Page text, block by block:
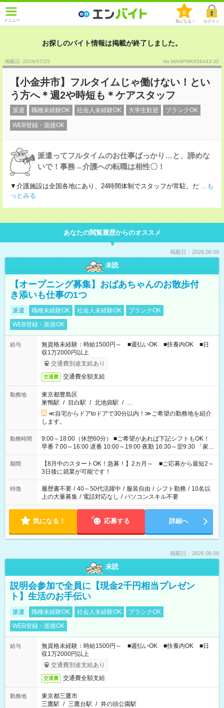
メニュー
0
気になる！ ログイン
お探しのバイト情報は掲載が終了しました。
掲載日 :2026/07/25 No.MANPWK856443-30
【小金井市】フルタイムじゃ働けない！とい
う方へ＊週2や時短も＊ケアスタッフ
派遣 職種未経験OK 社会人未経験OK 大学生歓迎 ブランクOK
WEB登録・面接OK
派遣ってフルタイムのお仕事ばっかり…と、諦めな
いで！事務→介護への転職は相性〇！
▼介護施設は全国各地にあり、24時間体制でスタッフが常駐。だ ...も
っとみる
あなたの閲覧履歴からのオススメ
掲載日：2026.08.09
未読
【オープニング募集】おばあちゃんのお散歩付
き添いも仕事の1つ
派遣 職種未経験OK 社会人未経験OK
ブランクOK
WEB登録・面接OK
給与
無資格未経験：時給1500円～ ■週払いOK ■扶養内OK ■日
収1万2000円以上
交通費別途支給あり
交通費 交通費全額支給
勤務地
東京都豊島区
巣鴨駅 / 目白駅 / 北池袋駅 / …
≪自宅からドアtoドアで30分以内！≫ご希望の勤務地を紹介
します。
勤務時間
9:00～18:00（休憩60分） ■ご希望があれば下記シフトもOK！
早番 7:00～16:00 遅番 10:00～19:00 夜勤 16:30～翌9:30 「家族
と休みを合わせたい」 「余裕を持って夕飯の準備がしたい」
「できれば残業はしたくない」 など、ご希望を教えてください
ね。 ※Wワーク希望の方へ 今ご覧のお仕事で希望する勤務時間
と、もう1つのお仕事の勤務時間。 合計で週40時間を超える場
合は応募できません。
期間
【8月中のスタートOK！急募！】2カ月～ ■ご応募から最短2～
3日後に就業が可能です！
特徴 履歴書不要 / 40～50代活躍中 / 服装自由 / シフト勤務 / 10名以
上の大量募集 / 電話対応なし / パソコンスキル不要
気になる！ 応募する 詳細へ
掲載日：2026.08.09
未読
説明会参加で全員に【現金2千円相当プレゼン
ト】生活のお手伝い
派遣 職種未経験OK 社会人未経験OK
ブランクOK
WEB登録・面接OK
給与
無資格未経験：時給1500円～ ■週払いOK ■扶養内OK ■日
収1万2000円以上
交通費別途支給あり
交通費 交通費全額支給
勤務地
東京都三鷹市
三鷹駅 / 三鷹台駅 / 井の頭公園駅